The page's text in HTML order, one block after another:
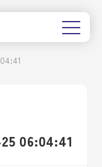
06:04:41